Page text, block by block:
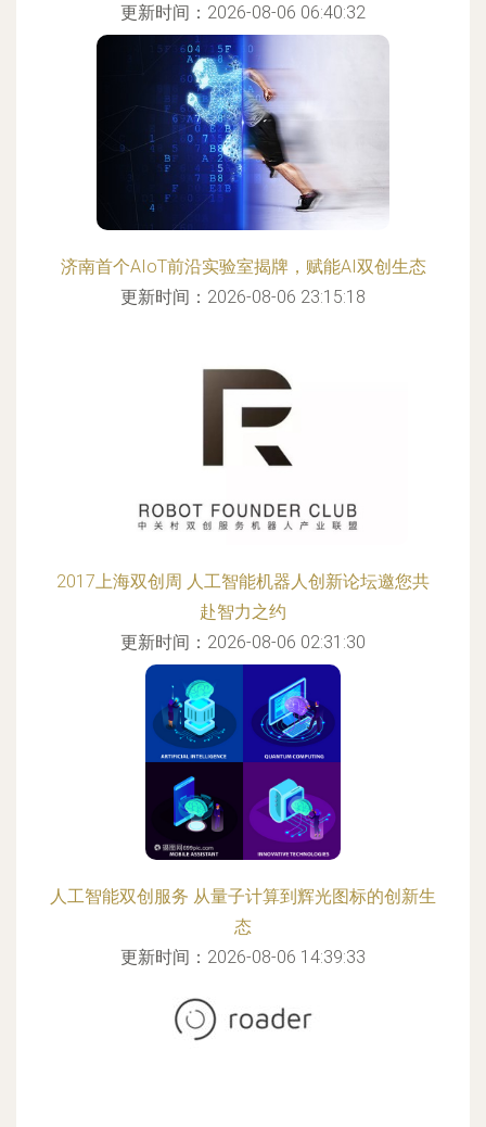
更新时间：2026-08-06 06:40:32
济南首个AIoT前沿实验室揭牌，赋能AI双创生态
更新时间：2026-08-06 23:15:18
2017上海双创周 人工智能机器人创新论坛邀您共
赴智力之约
更新时间：2026-08-06 02:31:30
人工智能双创服务 从量子计算到辉光图标的创新生
态
更新时间：2026-08-06 14:39:33